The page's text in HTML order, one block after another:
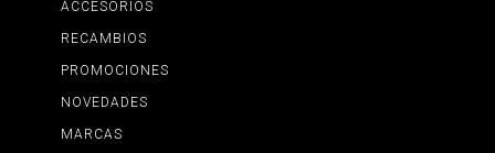
ACCESORIOS
RECAMBIOS
PROMOCIONES
NOVEDADES
MARCAS